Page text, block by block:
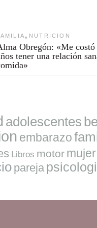
, NUTRICION
Obregón: «Me costó
tener una relación
adolescentes
embarazo
Libros motor mujer
pareja